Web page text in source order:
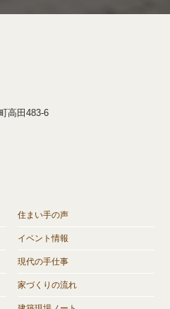
高田483-6
住まい手の声
イベント情報
現代の手仕事
家づくりの流れ